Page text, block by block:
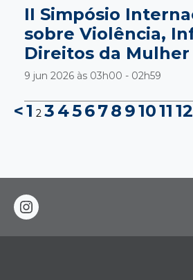
II Simpósio
sobre Violência,
Direitos da Mulher
9 jun 2026 às 03h00 - 02h59
<1 2 3 45678 91011 12
instagram